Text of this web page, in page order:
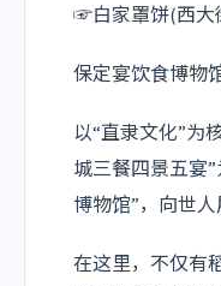
☞白家罩饼(西大
保定宴饮食博物
以“直隶文化”为
城三餐四景五宴
博物馆”，向世人
在这里，不仅有